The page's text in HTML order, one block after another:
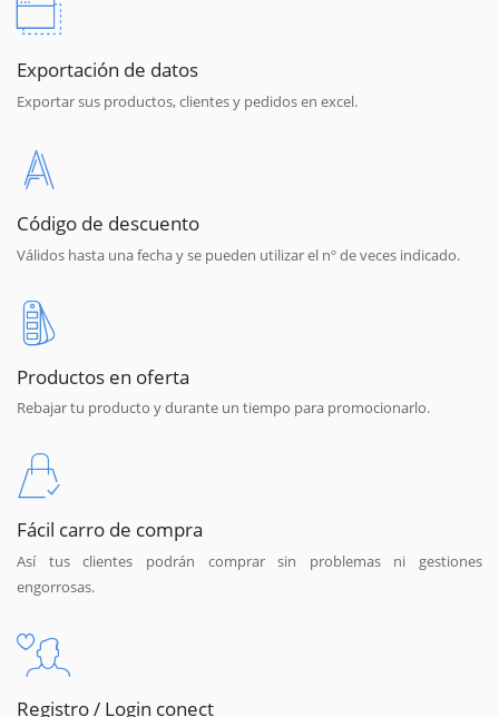
Exportación de datos
Exportar sus productos, clientes y pedidos en excel.
Código de descuento
Válidos hasta una fecha y se pueden utilizar el nº de veces indicado.
Productos en oferta
Rebajar tu producto y durante un tiempo para promocionarlo.
Fácil carro de compra
Así tus clientes podrán comprar sin problemas ni gestiones
engorrosas.
Registro / Login conect